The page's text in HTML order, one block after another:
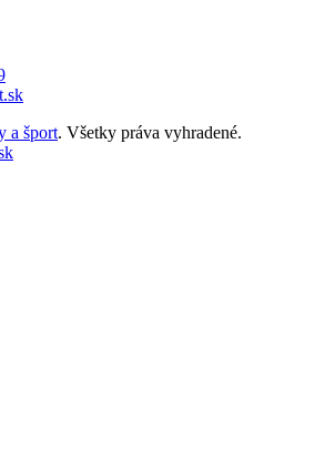
a šport. Všetky práva vyhradené.